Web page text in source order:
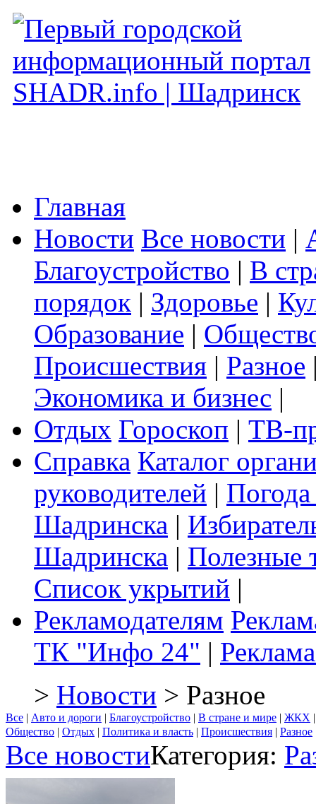
Главная
Новости Все новости |
Благоустройство | В
порядок | Здоровье |
Образование |
Происшествия | Разное
Экономика и бизнес |
Отдых Гороскоп | ТВ-
Справка Каталог
руководителей |
Шадринска |
Шадринска | Полезные
Список укрытий |
Рекламодателям
ТК "Инфо 24" |
> Новости > Разное
Все | Авто и дороги | Благоустройство | В стране и мире | ЖКХ
Общество | Отдых | Политика и власть | Происшествия | Разное
Все новостиКатегория: